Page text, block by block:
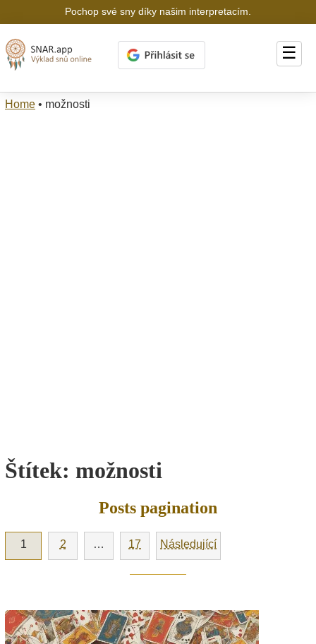
Pochop své sny díky našim interpretacím.
☰
Home • možnosti
Štítek: možnosti
Posts pagination
1 2 … 17 Následující